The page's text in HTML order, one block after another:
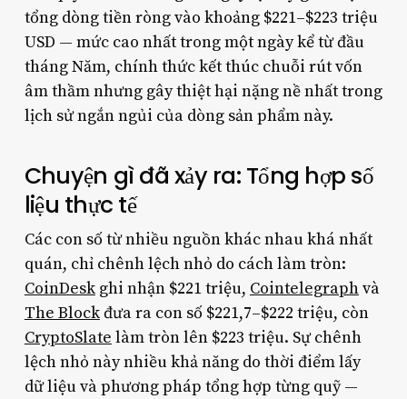
tổng dòng tiền ròng vào khoảng $221–$223 triệu
USD — mức cao nhất trong một ngày kể từ đầu
tháng Năm, chính thức kết thúc chuỗi rút vốn
âm thầm nhưng gây thiệt hại nặng nề nhất trong
lịch sử ngắn ngủi của dòng sản phẩm này.
Chuyện gì đã xảy ra: Tổng hợp số
liệu thực tế
Các con số từ nhiều nguồn khác nhau khá nhất
quán, chỉ chênh lệch nhỏ do cách làm tròn:
CoinDeskghi nhận $221 triệu, Cointelegraphvà
The Blockđưa ra con số $221,7–$222 triệu, còn
CryptoSlate làm tròn lên $223 triệu. Sự chênh
lệch nhỏ này nhiều khả năng do thời điểm lấy
dữ liệu và phương pháp tổng hợp từng quỹ —